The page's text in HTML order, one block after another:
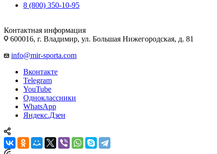
8 (800) 350-10-95
Контактная информация
600016, г. Владимир, ул. Большая Нижегородская, д. 81
info@mir-sporta.com
Вконтакте
Telegram
YouTube
Одноклассники
WhatsApp
Яндекс.Дзен